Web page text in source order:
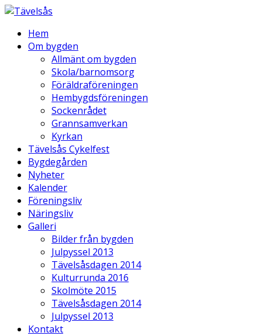
Hem
Om bygden
Allmänt om bygden
Skola/barnomsorg
Föräldraföreningen
Hembygdsföreningen
Sockenrådet
Grannsamverkan
Kyrkan
Tävelsås Cykelfest
Bygdegården
Nyheter
Kalender
Föreningsliv
Näringsliv
Galleri
Bilder från bygden
Julpyssel 2013
Tävelsåsdagen 2014
Kulturrunda 2016
Skolmöte 2015
Tävelsåsdagen 2014
Julpyssel 2013
Kontakt